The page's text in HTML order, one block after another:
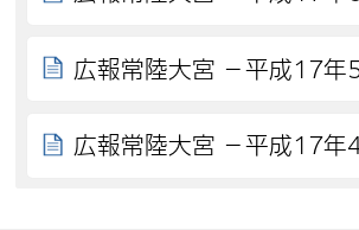
広報常陸大宮 －平成17年
広報常陸大宮 －平成17年